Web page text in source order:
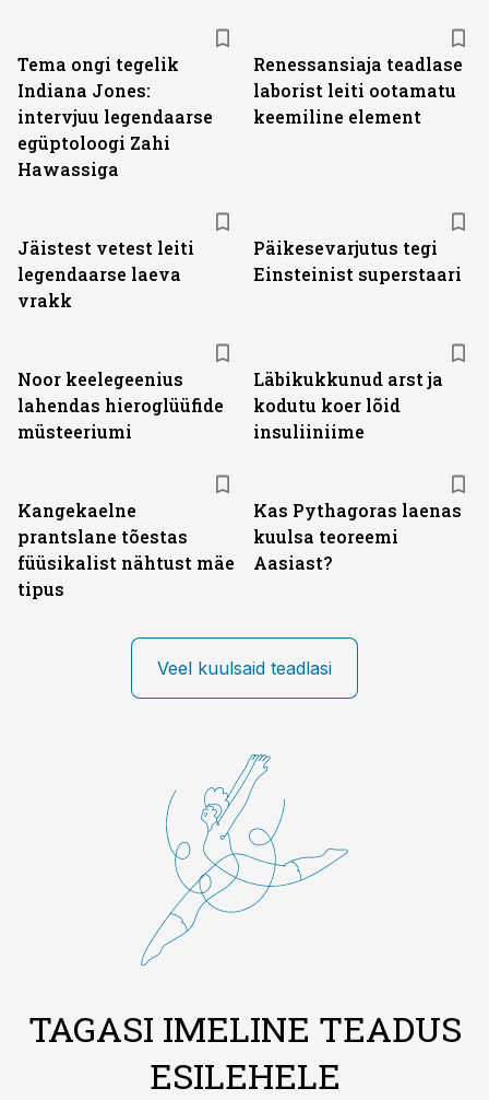
Tema ongi tegelik
Indiana Jones:
intervjuu legendaarse
egüptoloogi Zahi
Hawassiga
Renessansiaja teadlase
laborist leiti ootamatu
keemiline element
Jäistest vetest leiti
legendaarse laeva
vrakk
Päikesevarjutus tegi
Einsteinist superstaari
Noor keelegeenius
lahendas hieroglüüfide
müsteeriumi
Läbikukkunud arst ja
kodutu koer lõid
insuliiniime
Kangekaelne
prantslane tõestas
füüsikalist nähtust mäe
tipus
Kas Pythagoras laenas
kuulsa teoreemi
Aasiast?
Veel kuulsaid teadlasi
TAGASI IMELINE TEADUS
ESILEHELE